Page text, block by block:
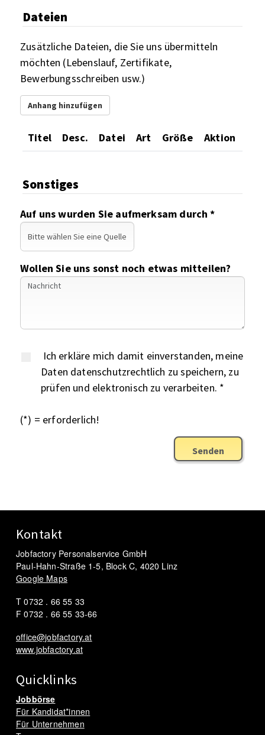
Dateien
Zusätzliche Dateien, die Sie uns übermitteln
möchten (Lebenslauf, Zertifikate,
Bewerbungsschreiben usw.)
Anhang hinzufügen
Titel Desc. Datei Art Größe Aktion
Sonstiges
Auf uns wurden Sie aufmerksam durch *
Wollen Sie uns sonst noch etwas mitteilen?
Ich erkläre mich damit einverstanden, meine
Daten datenschutzrechtlich zu speichern, zu
prüfen und elektronisch zu verarbeiten. *
(*) = erforderlich!
Senden
Kontakt
Jobfactory Personalservice GmbH
Paul-Hahn-Straße 1-5, Block C, 4020 Linz
Google Maps
T 0732 . 66 55 33
F 0732 . 66 55 33-66
office@jobfactory.at
www.jobfactory.at
Quicklinks
Jobbörse
Für Kandidat*innen
Für Unternehmen